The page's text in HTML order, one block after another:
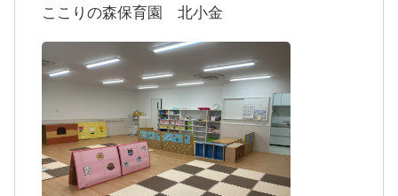
当園は松戸市にある小規模認可保育園です。
一人ひとりの子どもたちの個性や感情を尊重
し、子どもたちが自由に自分らしさを表現で
きるような場となるよう、保育士全員で一生
懸命サポートています。
子育て中の女性が幅広く活躍しています！
経験や年齢は問いません。未経験の方はしっ
ここりの森保育園 北小金